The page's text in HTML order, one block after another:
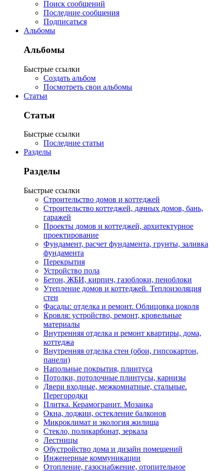
Поиск сообщений
Последние сообщения
Подписаться
Альбомы
Альбомы
Быстрые ссылки
Создать альбом
Посмотреть свои альбомы
Статьи
Статьи
Быстрые ссылки
Последние статьи
Разделы
Разделы
Быстрые ссылки
Строительство домов и коттеджей
Строительство коттеджей, дачных домов, бань,
гаражей
Проекты домов и коттеджей, архитектурное
проектирование
Фундамент, расчет фундамента, грунты, заливка
фундамента
Перекрытия
Устройство пола
Бетон, ЖБИ, кирпич, газоблоки, пеноблоки
Утепление домов и коттеджей. Теплоизоляция
стен
Фасады: отделка и ремонт. Облицовка цоколя
Кровля: устройство, ремонт, кровельные
материалы
Внутренняя отделка и ремонт квартиры, дома,
коттеджа
Внутренняя отделка стен (обои, гипсокартон,
панели)
Напольные покрытия, плинтуса
Потолки, потолочные плинтусы, карнизы
Двери входные, межкомнатные, стальные.
Перегородки
Плитка. Керамогранит. Мозаика
Окна, лоджии, остекление балконов
Микроклимат и экология жилища
Стекло, поликарбонат, зеркала
Лестницы
Обустройство дома и дизайн помещений
Инженерные коммуникации
Отопление, газоснабжение, отопительное